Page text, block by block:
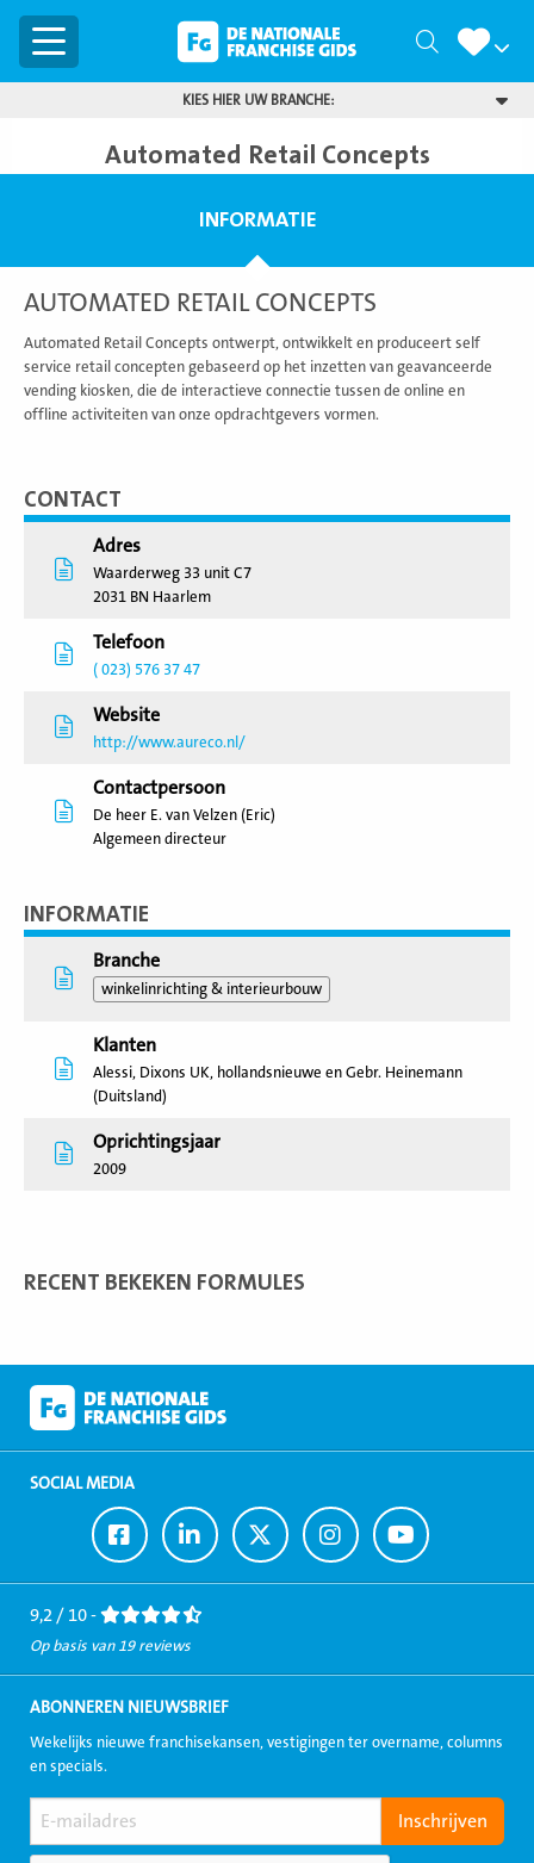
Menu Zoeken
KIES HIER UW BRANCHE:
Automated Retail Concepts
INFORMATIE
AUTOMATED RETAIL CONCEPTS
Automated Retail Concepts ontwerpt, ontwikkelt en produceert self
service retail concepten gebaseerd op het inzetten van geavanceerde
vending kiosken, die de interactieve connectie tussen de online en
offline activiteiten van onze opdrachtgevers vormen.
CONTACT
Adres
Waarderweg 33 unit C7
2031 BN Haarlem
Telefoon
( 023) 576 37 47
Website
http://www.aureco.nl/
Contactpersoon
De heer E. van Velzen (Eric)
Algemeen directeur
INFORMATIE
Branche
winkelinrichting & interieurbouw
Klanten
Alessi, Dixons UK, hollandsnieuwe en Gebr. Heinemann
(Duitsland)
Oprichtingsjaar
2009
RECENT BEKEKEN FORMULES
SOCIAL MEDIA
Ga
naar
Facebook
Ga
naar
LinkedIn
Ga
naar
Twitter
Ga
naar
Instagram
Ga
naar
Youtube
9,2 / 10 -
Op basis van 19 reviews
ABONNEREN NIEUWSBRIEF
Wekelijks nieuwe franchisekansen, vestigingen ter overname, columns
en specials.